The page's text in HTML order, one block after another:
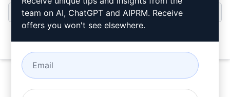
team on AI, ChatGPT and AIPRM. Receive
offers you won't see elsewhere.